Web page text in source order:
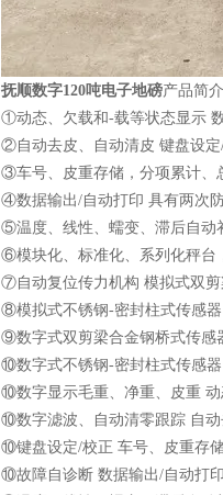
抚顺数字120吨电子地磅产品简介
①动态、欠载和-载等状态显示
②自动去皮、自动清皮 键盘设定
③车号、皮重存储，分项累计、
④数据输出/自动打印 具有两次
⑤温度、线性、蠕变、滞后自动
⑥模块化、标准化、系列化秤台
⑦自动复位传力机构 模拟式双
⑧模拟式不锈钢-密封柱式传感
⑨数字式双剪梁合金钢桥式传感
⑩数字式不锈钢-密封柱式传感
⑩数字显示毛重、净重、皮重
⑩数字滤波、自动清零跟踪 自动
⑩键盘设定/校正 车号、皮重存
⑩故障自诊断 数据输出/自动打